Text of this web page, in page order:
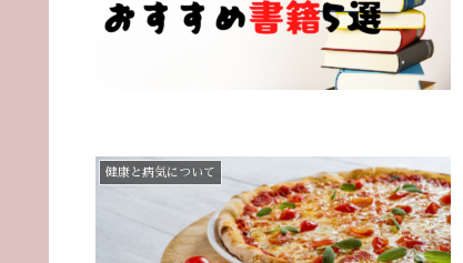
健康と病気について